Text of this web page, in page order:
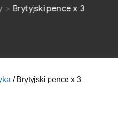
Brytyjski pence x 3
/ Brytyjski pence x 3